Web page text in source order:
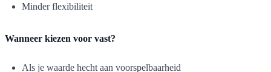
Minder flexibiliteit
Wanneer kiezen voor vast?
Als je waarde hecht aan voorspelbaarheid